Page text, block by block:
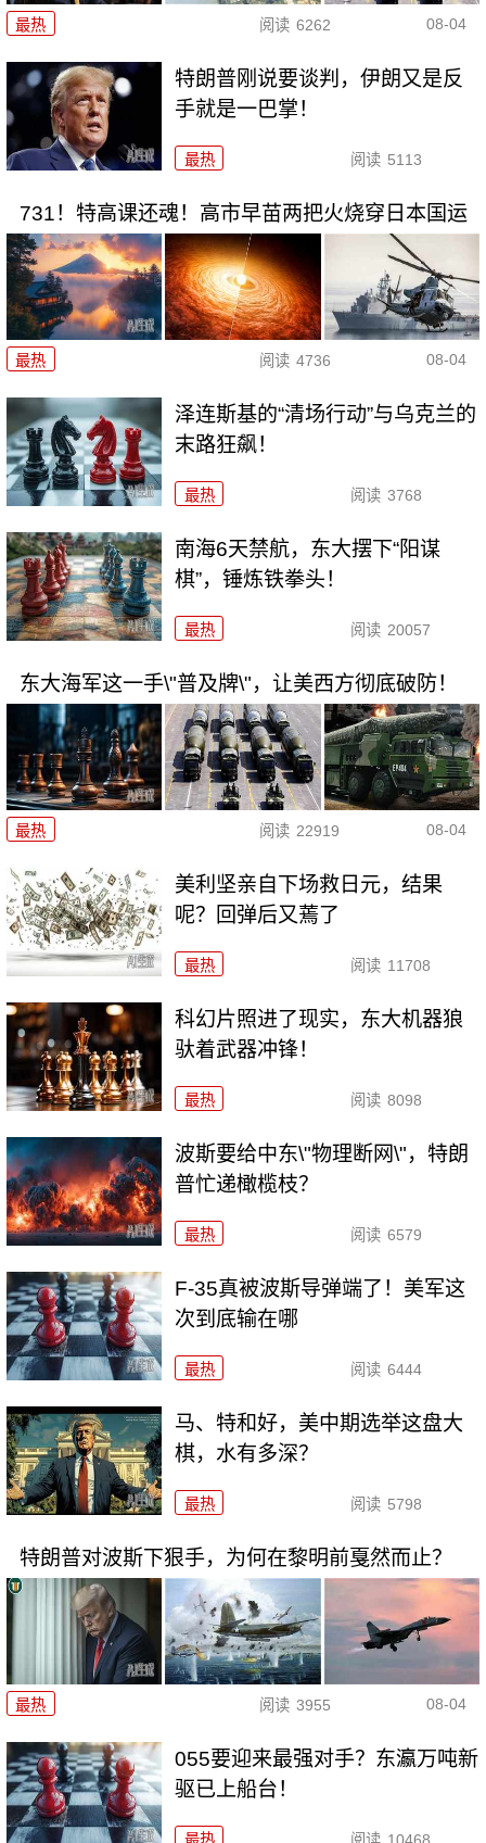
最热 阅读 6262 08-04
特朗普刚说要谈判，伊朗又是反
手就是一巴掌！
最热 阅读 5113
731！特高课还魂！高市早苗两把火烧穿日本国运
最热 阅读 4736 08-04
泽连斯基的“清场行动”与乌克兰的
末路狂飙！
最热 阅读 3768
南海6天禁航，东大摆下“阳谋
棋”，锤炼铁拳头！
最热 阅读 20057
东大海军这一手\"普及牌\"，让美西方彻底破防！
最热 阅读 22919 08-04
美利坚亲自下场救日元，结果
呢？回弹后又蔫了
最热 阅读 11708
科幻片照进了现实，东大机器狼
驮着武器冲锋！
最热 阅读 8098
波斯要给中东\"物理断网\"，特朗
普忙递橄榄枝？
最热 阅读 6579
F-35真被波斯导弹端了！美军这
次到底输在哪
最热 阅读 6444
马、特和好，美中期选举这盘大
棋，水有多深？
最热 阅读 5798
特朗普对波斯下狠手，为何在黎明前戛然而止？
最热 阅读 3955 08-04
055要迎来最强对手？东瀛万吨新
驱已上船台！